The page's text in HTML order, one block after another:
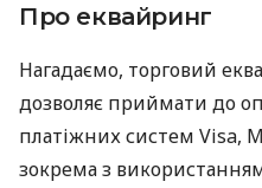
Про еквайринг
Нагадаємо, торговий
дозволяє приймати до
платіжних систем Visa,
зокрема з